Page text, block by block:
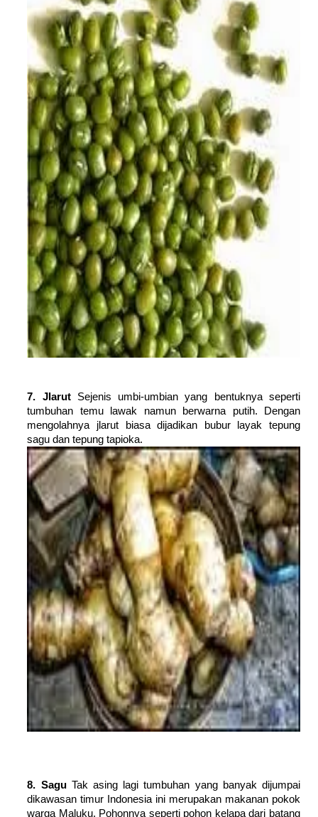
7. Jlarut Sejenis umbi-umbian yang bentuknya seperti
tumbuhan temu lawak namun berwarna putih. Dengan
mengolahnya jlarut biasa dijadikan bubur layak tepung
sagu dan tepung tapioka.
8. Sagu Tak asing lagi tumbuhan yang banyak dijumpai
dikawasan timur Indonesia ini merupakan makanan pokok
warga Maluku. Pohonnya seperti pohon kelapa dari batang